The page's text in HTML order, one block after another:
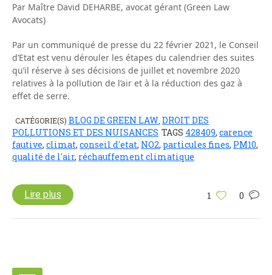
Par Maître David DEHARBE, avocat gérant (Green Law
Avocats)
Par un communiqué de presse du 22 février 2021, le Conseil
d’Etat est venu dérouler les étapes du calendrier des suites
qu’il réserve à ses décisions de juillet et novembre 2020
relatives à la pollution de l’air et à la réduction des gaz à
effet de serre.
CATÉGORIE(S) BLOG DE GREEN LAW DROIT DES
POLLUTIONS ET DES NUISANCES TAGS 428409, carence
fautive, climat, conseil d'etat, NO2, particules fines, PM10,
qualité de l'air, réchauffement climatique
1 0
Lire plus